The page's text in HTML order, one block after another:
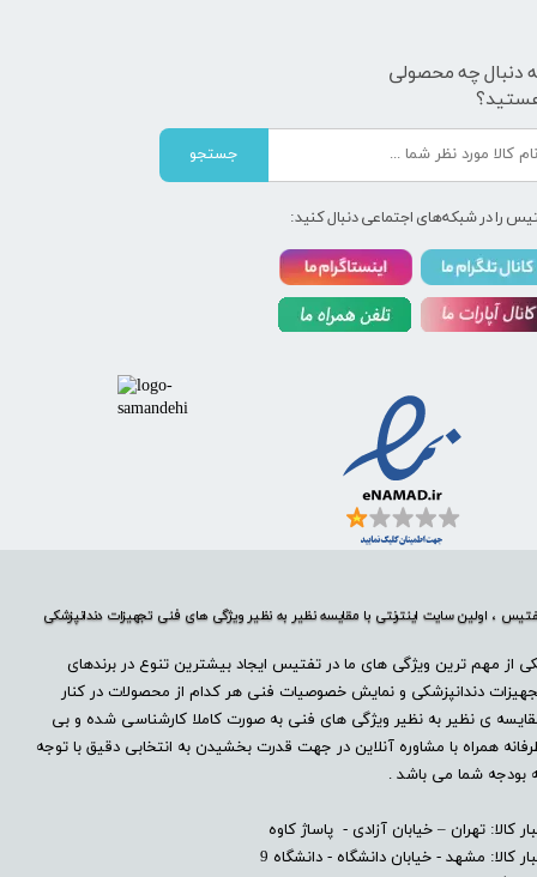
، اولین سایت اینترنتی با مقایسه نظیر به نظیر ویژگی های فنی تجهیزات دندانپزشکی
از مهم ترین ویژگی های ما در تفتیس ایجاد بیشترین تنوع در برندهای
دندانپزشکی و نمایش خصوصیات فنی هر کدام از محصولات در کنار
ی نظیر به نظیر ویژگی های فنی به صورت کاملا کارشناسی شده و بی
همراه با مشاوره آنلاین در جهت قدرت بخشیدن به انتخابی دقیق با توجه
بودجه شما می باشد .
کالا: تهران – خیابان آزادی - پاساژ کاوه
کالا: مشهد - خیابان دانشگاه - دانشگاه 9
دنبال چه محصولی
جستجو
را در شبکه‌های اجتماعی دنبال کنید: